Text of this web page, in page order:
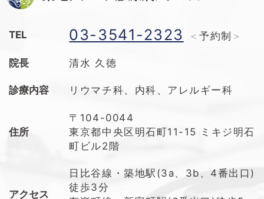
TEL 03-3541-2323 予約制
院長 清水 久徳
診療内容 リウマチ科、内科、アレルギー科
住所
〒104-0044
東京都中央区明石町11-15 ミキジ明石
町ビル2階
アクセス
日比谷線・築地駅(3a、3b、4番出口)
徒歩3分